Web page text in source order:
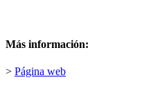
Más información:
> Página web